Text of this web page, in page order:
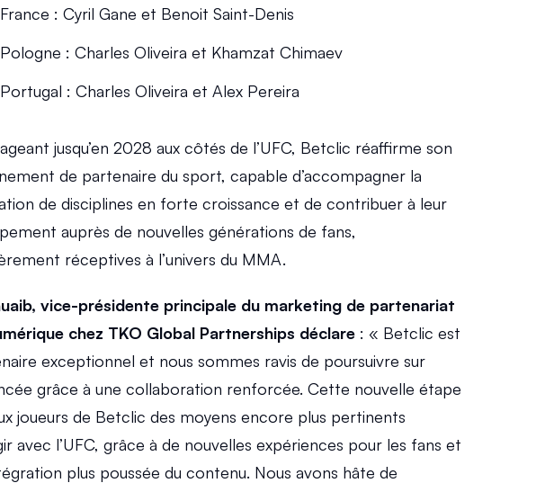
: Cyril Gane et Benoit Saint-Denis
: Charles Oliveira et Khamzat Chimaev
: Charles Oliveira et Alex Pereira
jusqu’en 2028 aux côtés de l’UFC, Betclic réaffirme son
de partenaire du sport, capable d’accompagner la
de disciplines en forte croissance et de contribuer à leur
auprès de nouvelles générations de fans,
réceptives à l’univers du MMA.
vice-présidente principale du marketing de partenariat
chez TKO Global Partnerships déclare : « Betclic est
exceptionnel et nous sommes ravis de poursuivre sur
grâce à une collaboration renforcée. Cette nouvelle étape
joueurs de Betclic des moyens encore plus pertinents
avec l’UFC, grâce à de nouvelles expériences pour les fans et
plus poussée du contenu. Nous avons hâte de